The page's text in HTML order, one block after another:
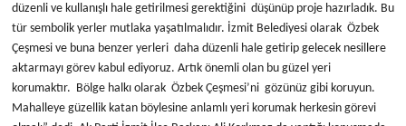
düzenli ve kullanışlı hale getirilmesi gerektiğini düşünüp proje hazırladık. Bu
tür sembolik yerler mutlaka yaşatılmalıdır. İzmit Belediyesi olarak Özbek
Çeşmesi ve buna benzer yerleri daha düzenli hale getirip gelecek nesillere
aktarmayı görev kabul ediyoruz. Artık önemli olan bu güzel yeri
korumaktır. Bölge halkı olarak Özbek Çeşmesi’ni gözünüz gibi koruyun.
Mahalleye güzellik katan böylesine anlamlı yeri korumak herkesin görevi